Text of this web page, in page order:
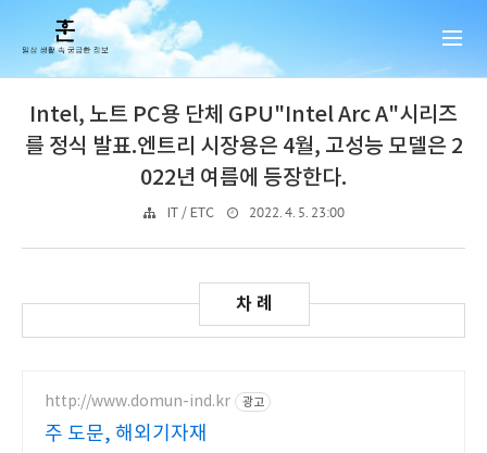
Intel, 노트 PC용 단체 GPU"Intel Arc A"시리즈
를 정식 발표.엔트리 시장용은 4월, 고성능 모델은 2
022년 여름에 등장한다.
IT / ETC 2022. 4. 5. 23:00
http://www.domun-ind.kr 광고
주 도문, 해외기자재